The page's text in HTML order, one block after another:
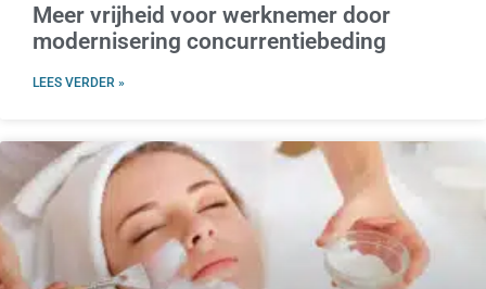
Meer vrijheid voor werknemer door
modernisering concurrentiebeding
LEES VERDER »